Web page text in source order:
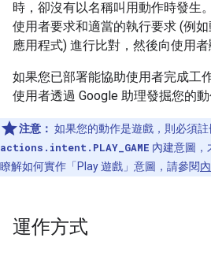
時，卻沒有以名稱叫用動作時發生
使用者要求和適當的執行要求 (例
應用程式) 進行比對，然後向使用者
如果您已部署能協助使用者完成工
使用者透過 Google 助理發掘您的動
注意： 如果您的動作是遊戲，則必須註
actions.intent.PLAY_GAME 內建意圖，
瞭解如何實作「Play 遊戲」意圖，請參閱
運作方式